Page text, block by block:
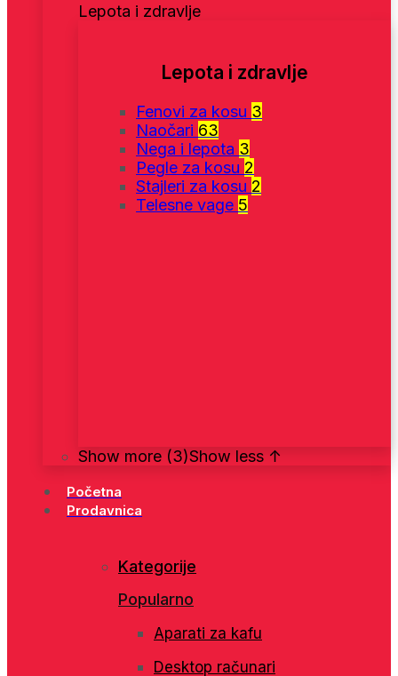
Lepota i zdravlje
Lepota i zdravlje
Fenovi za kosu 3
Naočari 63
Nega i lepota 3
Pegle za kosu 2
Stajleri za kosu 2
Telesne vage 5
Show more (3)Show less ↑
Početna
Prodavnica
Kategorije
Popularno
Aparati za kafu
Desktop računari